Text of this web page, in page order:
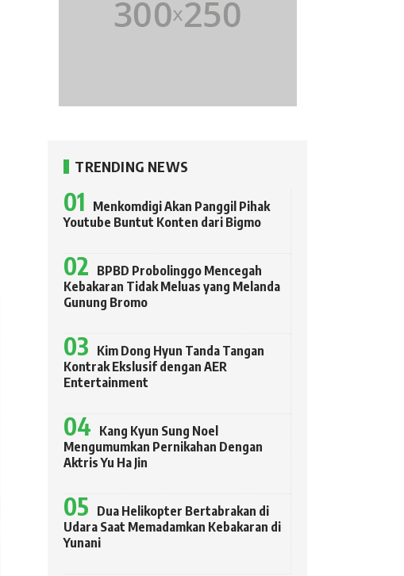
TRENDING NEWS
Menkomdigi Akan Panggil Pihak
Youtube Buntut Konten dari Bigmo
BPBD Probolinggo Mencegah
Kebakaran Tidak Meluas yang Melanda
Gunung Bromo
Kim Dong Hyun Tanda Tangan
Kontrak Ekslusif dengan AER
Entertainment
Kang Kyun Sung Noel
Mengumumkan Pernikahan Dengan
Aktris Yu Ha Jin
Dua Helikopter Bertabrakan di
Udara Saat Memadamkan Kebakaran di
Yunani